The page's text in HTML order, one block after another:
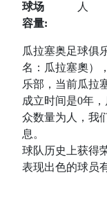
球场
容量:
人
瓜拉塞奥足球俱
名：瓜拉塞奧）
乐部，当前瓜拉
成立时间是0年
众数量为人，我
息。
球队历史上获得
表现出色的球员